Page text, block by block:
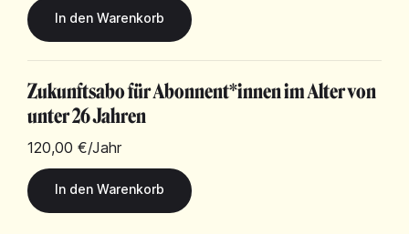
Zukunftsabo für Abonnent*innen im Alter von
unter 26 Jahren
120,00 €/Jahr